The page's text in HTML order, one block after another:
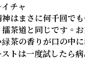
チャ
はまさに何千回で
茶道と同じです。
茶の香りが口の中
トは一度試したら